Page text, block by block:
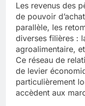
Les revenus des
de pouvoir
parallèle, les
diverses filières :
agroalimentaire,
Ce réseau de
de levier
particulièrement
accèdent aux